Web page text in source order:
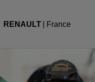
RENAULT | France